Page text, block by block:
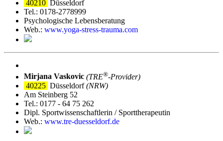
40210 Düsseldorf
Tel.: 0178-2778999
Psychologische Lebensberatung
Web.: www.yoga-stress-trauma.com
Mirjana Vaskovic (TRE®‑Provider)
40225 Düsseldorf(NRW)
Am Steinberg 52
Tel.: 0177 - 64 75 262
Dipl. Sportwissenschaftlerin / Sporttherapeutin
Web.: www.tre-duesseldorf.de